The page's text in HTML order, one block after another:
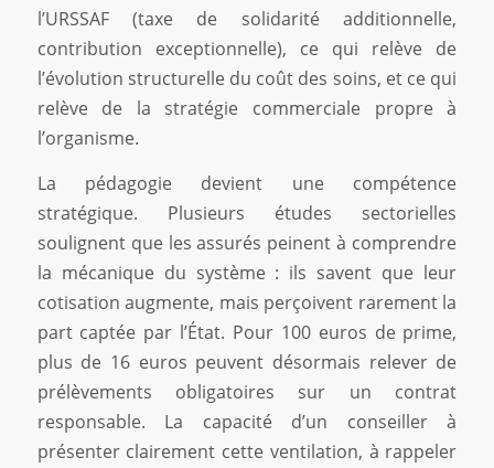
l’URSSAF (taxe de solidarité additionnelle,
contribution exceptionnelle), ce qui relève de
l’évolution structurelle du coût des soins, et ce qui
relève de la stratégie commerciale propre à
l’organisme.
La pédagogie devient une compétence
stratégique. Plusieurs études sectorielles
soulignent que les assurés peinent à comprendre
la mécanique du système : ils savent que leur
cotisation augmente, mais perçoivent rarement la
part captée par l’État. Pour 100 euros de prime,
plus de 16 euros peuvent désormais relever de
prélèvements obligatoires sur un contrat
responsable. La capacité d’un conseiller à
présenter clairement cette ventilation, à rappeler